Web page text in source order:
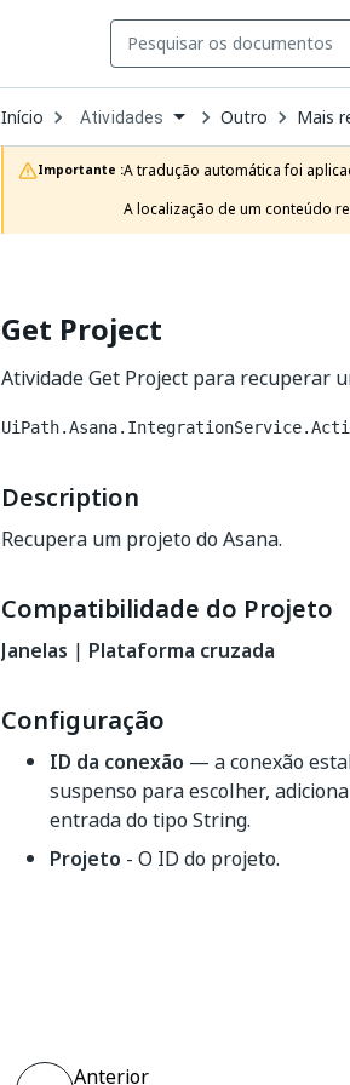
Início Open
Dropdown
to
choose
product
Atividades Outro Mais
Importante :A tradução automática foi
A localização de um conteúdo
Get Project
Atividade Get Project para recuperar
Description
Recupera um projeto do Asana.
Compatibilidade do Projeto
Janelas | Plataforma cruzada
Configuração
ID da conexão — a conexão
suspenso para escolher,
entrada do tipo String.
Projeto - O ID do projeto.
Anterior